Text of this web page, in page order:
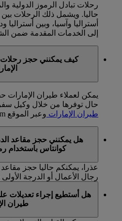
رحلات تبادل الرموز الدولية
حاليا. ويشمل ذلك الرحلات بين
أستراليا وآسيا، وبين
إلى الخدمات المقدمة ضمن
كيف يمكنني حجز رحلات
يمكن لعملاء طيران الإمارات
حال توفرها من خلال وكيل
طيران الإمارات وعبر الموقع emirates.com.
هل يمكنني حجز مقاعد
كوانتاس باستخدام
عذرا، يمكنكم حاليا حجز
رجال الأعمال أو الدرجة
هل أستطيع إجراء تعديلات
طيران